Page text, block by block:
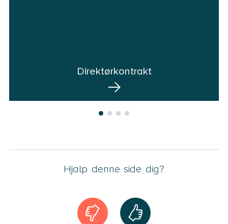
Direktørkontrakt
Hjalp denne side dig?